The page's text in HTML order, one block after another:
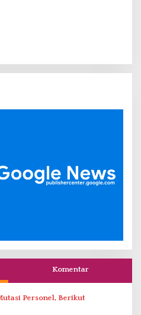
Komentar
Personel, Berikut